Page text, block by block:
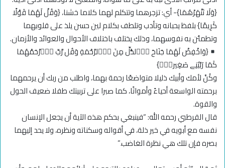
{وَلَا تَنْهَرْهُمَا}- أي: تزجرهما وتتكلم لهما كلاما خشنا، {وَقُلْ لَهُمَا قَوْلًا
كَرِيمًا} بلفظ يحبانه وتأدب وتلطف بكلام لين حسن يلذ على قلوبهما
وتطمئن به نفوسهما، وذلك يختلف باختلاف الأحوال والعوائد والأزمان.
{وَاخْفِضْ لَهُمَا جَنَاحَ اَ۬لذُّلِّ مِنَ اَ۬لرَّحْمَةِ وَقُل رَّبِّ اِ۪رْحَمْهُمَا
كَمَا رَبَّيَٰنِے صَغِيراٗۖ}
وكُنْ لأمك وأبيك ذليلا متواضعًا رحمة بهما، واطلب من ربك أن يرحمهما
برحمته الواسعة أحياءً وأمواتًا، كما صبرا على تربيتك طفلا ضعيف الحول
والقوة.
قال القرطبي رحمه الله: “فينبغي بحكم هذه الآية أن يجعل الإنسان
نفسه مع أبويه في خير ذلة، في أقواله وسكناته ونظره، ولا يحد إليهما
بصره فإن تلك هي نظرة الغاضب.”